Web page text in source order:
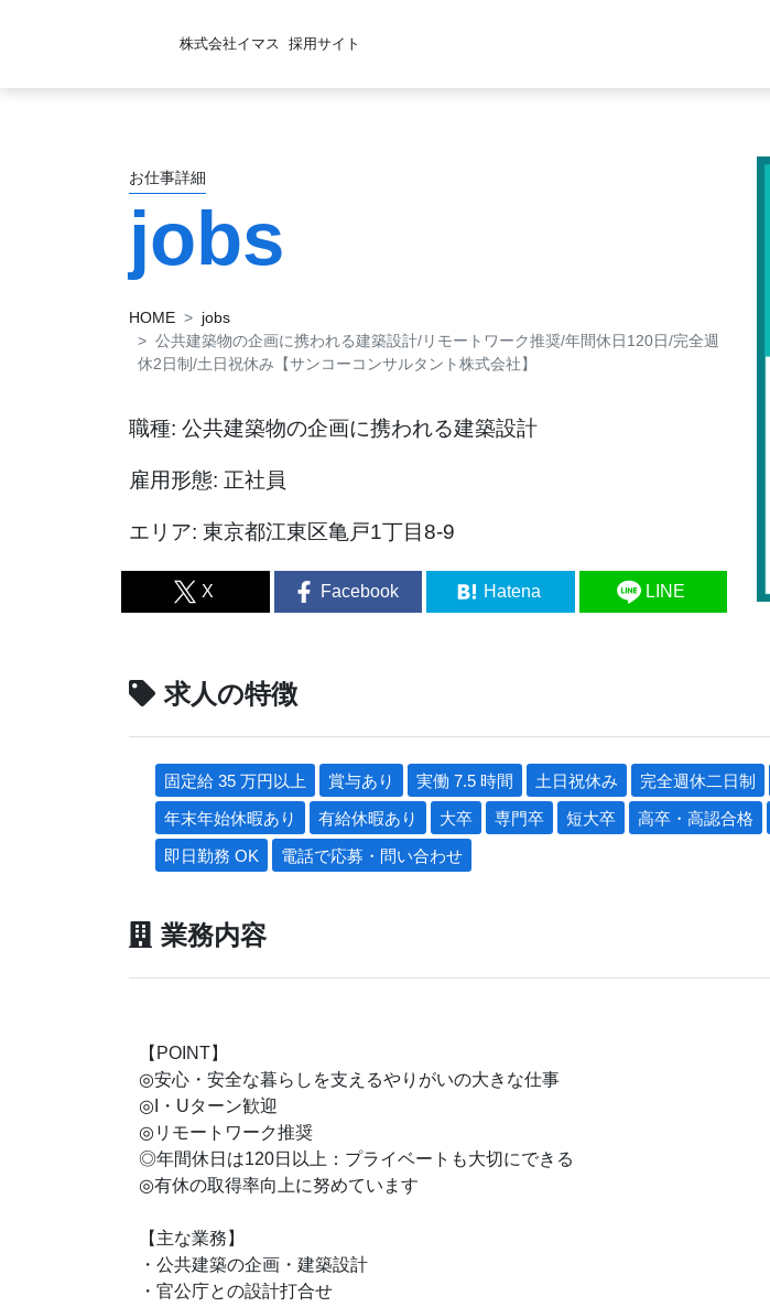
株式会社イマス 採用サイト
お仕事詳細
jobs
HOME
jobs
公共建築物の企画に携われる建築設計/リモートワーク推奨/年間休日120日/完全週
休2日制/土日祝休み【サンコーコンサルタント株式会社】
職種: 公共建築物の企画に携われる建築設計
雇用形態: 正社員
エリア: 東京都江東区亀戸1丁目8-9
X Facebook Hatena LINE
求人の特徴
固定給 35 万円以上 賞与あり 実働 7.5 時間 土日祝休み 完全週休二日制
年末年始休暇あり
有給休暇あり 大卒 専門卒 短大卒 高卒・高認合格
即日勤務 OK
電話で応募・問い合わせ
業務内容
【POINT】
◎安心・安全な暮らしを支えるやりがいの大きな仕事
◎I・Uターン歓迎
◎リモートワーク推奨
◎年間休日は120日以上：プライベートも大切にできる
◎有休の取得率向上に努めています
【主な業務】
・公共建築の企画・建築設計
・官公庁との設計打合せ